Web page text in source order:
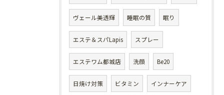
ヴェール美透輝 睡眠の質 眠り
エステ＆スパLapis スプレー
エステワム都城店 洗顔 Be20
日焼け対策 ビタミン インナーケア